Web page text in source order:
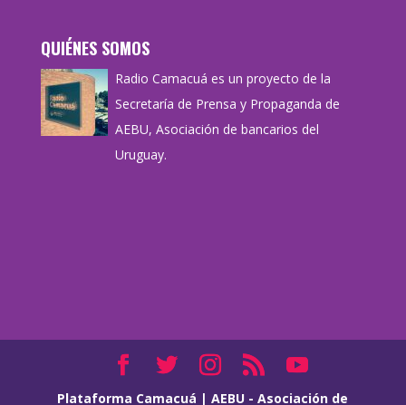
QUIÉNES SOMOS
Radio Camacuá es un proyecto de la
Secretaría de Prensa y Propaganda de
AEBU, Asociación de bancarios del
Uruguay.
Plataforma Camacuá |AEBU - Asociación de